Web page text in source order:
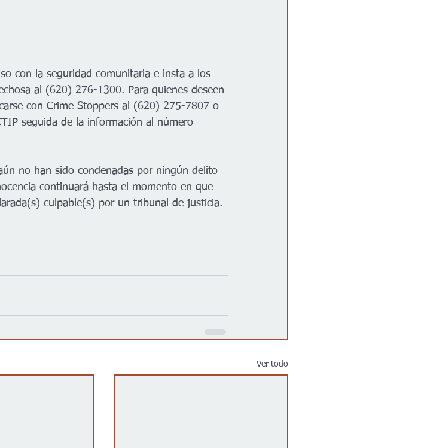
con la seguridad comunitaria e insta a los
al (620) 276-1300. Para quienes deseen
con Crime Stoppers al (620) 275-7807 o
seguida de la información al número
no han sido condenadas por ningún delito
continuará hasta el momento en que
culpable(s) por un tribunal de justicia.
Ver todo